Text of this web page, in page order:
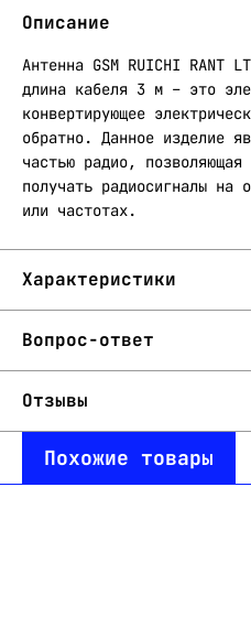
Описание
Антенна GSM RUICHI RANT
длина кабеля 3 м – это
конвертирующее
обратно. Данное изделие
частью радио, позволяющая
получать радиосигналы на
или частотах.
Характеристики
Вопрос-ответ
Отзывы
Похожие товары